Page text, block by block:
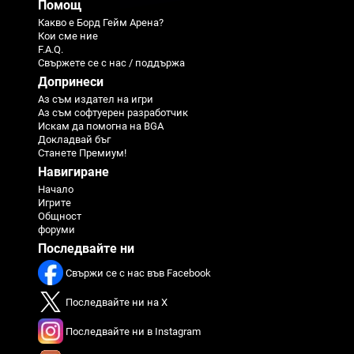
Помощ
Какво е Борд Гейм Арена?
Кои сме ние
F.A.Q.
Свържете се с нас / поддържа
Допринеси
Аз съм издател на игри
Аз съм софтуерен разработчик
Искам да помогна на BGA
Докладвай бъг
Станете Премиум!
Навигиране
Начало
Игрите
Общност
форуми
Последвайте ни
Свържи се с нас във Facebook
Последвайте ни на X
Последвайте ни в Instagram